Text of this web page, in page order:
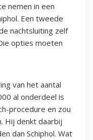
nemen in een
Een tweede
nachtsluiting zelf
opties moeten
van het aantal
al onderdeel is
procedure en zou
Hij denkt daarbij
dan Schiphol. Wat